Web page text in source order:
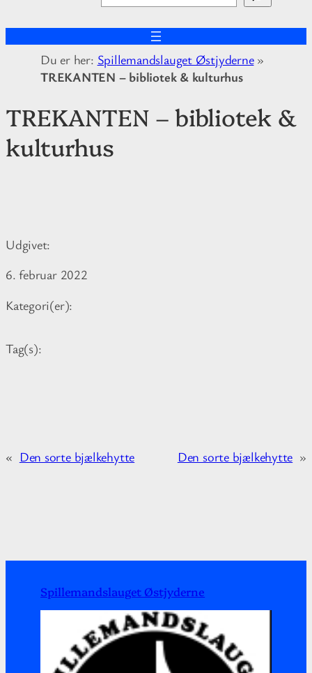
ø
g
Du er her: Spillemandslauget Østjyderne»
TREKANTEN – bibliotek & kulturhus
TREKANTEN – bibliotek &
kulturhus
Udgivet:
6. februar 2022
Kategori(er):
Tag(s):
« Den sorte bjælkehytte Den sorte bjælkehytte »
Spillemandslauget Østjyderne